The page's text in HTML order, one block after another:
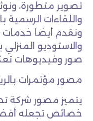
تصوير متطورة،
واللقاءات الرسمية
ونقدم أيضًا خدمات
والاستوديو
صور وفيديوهات
مصور مؤتمرات
يتميز مصور شركة
خصائص تجعله